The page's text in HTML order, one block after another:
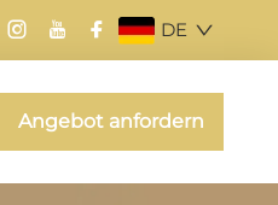
DE
Angebot anfordern